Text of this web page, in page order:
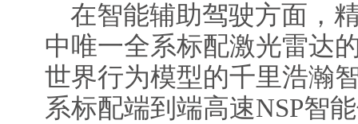
在智能辅助驾驶方面，
中唯一全系标配激光雷达
世界行为模型的千里浩瀚
系标配端到端高速NSP智